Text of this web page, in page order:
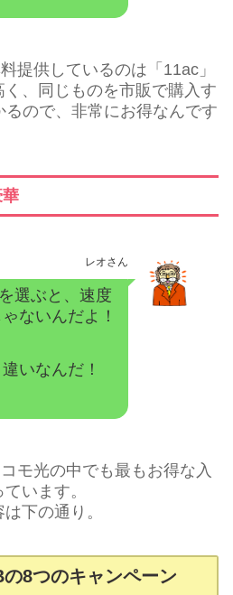
提供しているのは「11ac」
、同じものを市販で購入す
るので、非常にお得なんです
レオさん
選ぶと、速度
ないんだよ！
いなんだ！
モ光の中でも最もお得な入
います。
下の通り。
8つのキャンペーン